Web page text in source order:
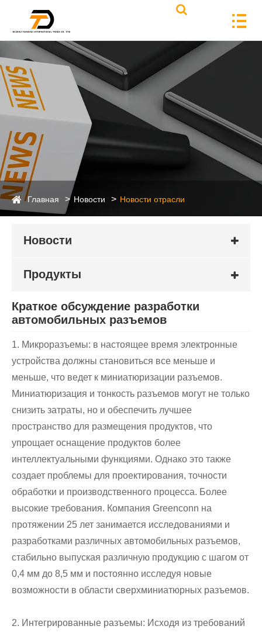
Главная Новости Новости отрасли
Новости
Продукты
Краткое обсуждение разработки
автомобильных разъемов
1. Микроразъемы: в настоящее время электронные
устройства должны становиться все меньше и
меньше, что ведет к миниатюризации разъемов.
Миниатюризация и тонкость разъемов могут не только
снизить затраты, но и обеспечить лучшее
пространство для размещения продуктов, что
упрощает оснащение продуктов более
интеллектуальными функциями. Однако это также
создает проблемы для проектирования, точности
обработки и производственного процесса. Более
высокие требования. Компания Greenconn на
протяжении 25 лет занимается исследованиями и
разработками различных автомобильных разъемов,
стабильно выпуская различную продукцию с шагом от
0,4 мм до 8,5 мм и постоянно исследуя новые
возможности в области сверхминиатюрных разъемов.
2. Интегрированные разъемы: Исходя из требований